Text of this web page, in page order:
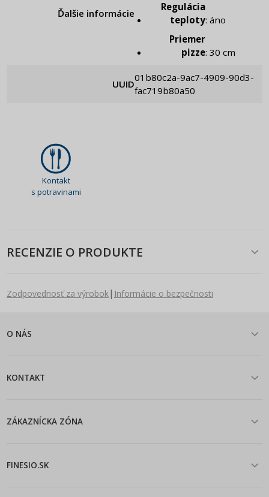
Ďalšie informácie
Regulácia
teploty: áno
Priemer
pizze: 30 cm
UUID
01b80c2a-9ac7-4909-90d3-
fac719b80a50
Kontakt
s potravinami
RECENZIE O PRODUKTE
Zodpovednosť za výrobok| Informácie o bezpečnosti
O NÁS
KONTAKT
ZÁKAZNÍCKA ZÓNA
FINESIO.SK